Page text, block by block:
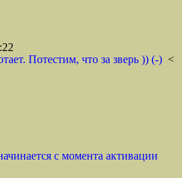
Потестим, что за зверь )) (-) <
с момента активации